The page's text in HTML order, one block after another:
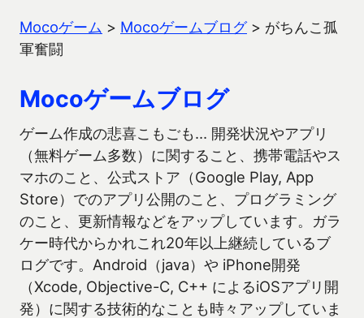
Mocoゲーム > Mocoゲームブログ> がちんこ孤
軍奮闘
Mocoゲームブログ
ゲーム作成の悲喜こもごも… 開発状況やアプリ
（無料ゲーム多数）に関すること、携帯電話やス
マホのこと、公式ストア（Google Play, App
Store）でのアプリ公開のこと、プログラミング
のこと、更新情報などをアップしています。ガラ
ケー時代からかれこれ20年以上継続しているブ
ログです。Android（java）や iPhone開発
（Xcode, Objective-C, C++ によるiOSアプリ開
発）に関する技術的なことも時々アップしていま